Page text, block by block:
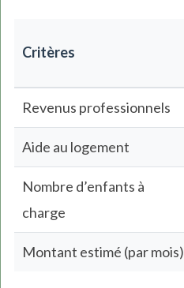
Critères
Revenus professionnels
Aide au logement
Nombre d’enfants à
charge
Montant estimé (par mois)